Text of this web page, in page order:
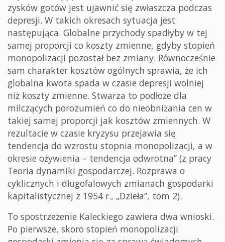
zysków gotów jest ujawnić się zwłaszcza podczas
depresji. W takich okresach sytuacja jest
następująca. Globalne przychody spadłyby w tej
samej proporcji co koszty zmienne, gdyby stopień
monopolizacji pozostał bez zmiany. Równocześnie
sam charakter kosztów ogólnych sprawia, że ich
globalna kwota spada w czasie depresji wolniej
niż koszty zmienne. Stwarza to podłoże dla
milczących porozumień co do nieobniżania cen w
takiej samej proporcji jak kosztów zmiennych. W
rezultacie w czasie kryzysu przejawia się
tendencja do wzrostu stopnia monopolizacji, a w
okresie ożywienia – tendencja odwrotna” (z pracy
Teoria dynamiki gospodarczej. Rozprawa o
cyklicznych i długofalowych zmianach gospodarki
kapitalistycznej z 1954 r., „Dzieła”, tom 2).
To spostrzeżenie Kaleckiego zawiera dwa wnioski.
Po pierwsze, skoro stopień monopolizacji